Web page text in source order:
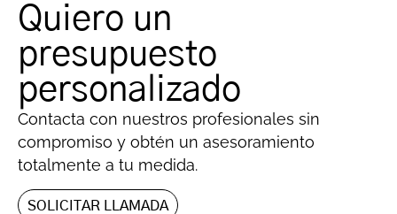
Quiero un
presupuesto
personalizado
Contacta con nuestros profesionales sin
compromiso y obtén un asesoramiento
totalmente a tu medida.
SOLICITAR LLAMADA